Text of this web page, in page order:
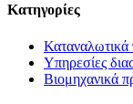
Κατηγορίες
Καταναλωτικά
Υπηρεσίες
Βιομηχανικά